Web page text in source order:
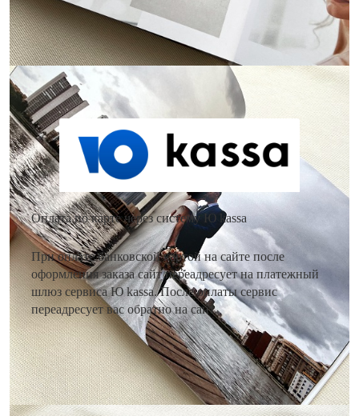
Как оплатить заказ?
Оплата по карте через систему Ю kassa
При оплате банковской картой на сайте после
оформления заказа сайт переадресует на платежный
шлюз сервиса Ю kassa. После оплаты сервис
переадресует вас обратно на сайт.